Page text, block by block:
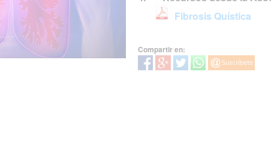
Fibrosis Quística
Compartir en: